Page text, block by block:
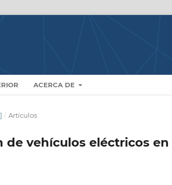
ACERCA DE
/ Artículos
de vehículos eléctricos en